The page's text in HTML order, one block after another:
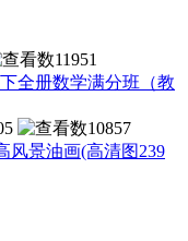
11951
全册数学满分班（教
10857
风景油画(高清图239